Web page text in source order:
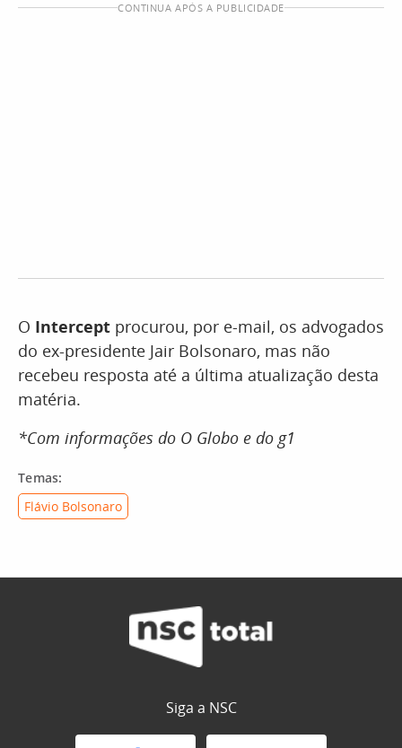
CONTINUA APÓS A PUBLICIDADE
O Intercept procurou, por e-mail, os advogados
do ex-presidente Jair Bolsonaro, mas não
recebeu resposta até a última atualização desta
matéria.
*Com informações do O Globo e do g1
Temas:
Flávio Bolsonaro
Siga a NSC